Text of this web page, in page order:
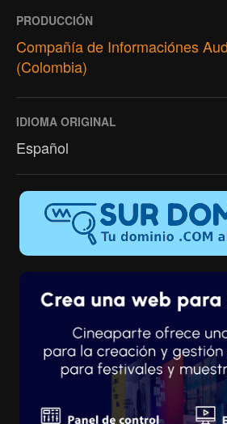
PRODUCCIÓN
Compañía de Informaciónes
(Colombia)
IDIOMA ORIGINAL
Español